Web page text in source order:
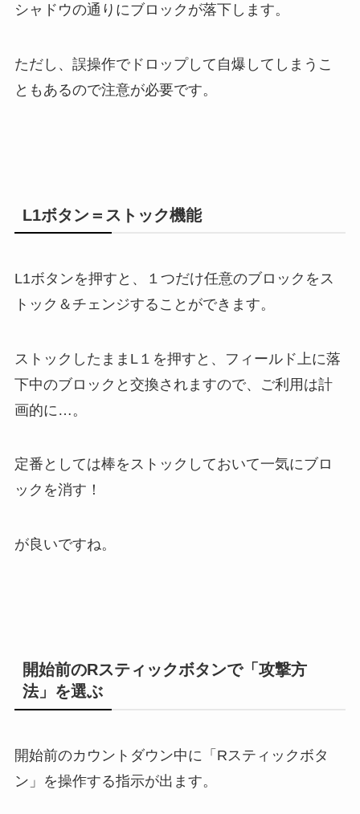
シャドウの通りにブロックが落下します。
ただし、誤操作でドロップして自爆してしまうこ
ともあるので注意が必要です。
L1ボタン＝ストック機能
L1ボタンを押すと、１つだけ任意のブロックをス
トック＆チェンジすることができます。
ストックしたままL１を押すと、フィールド上に落
下中のブロックと交換されますので、ご利用は計
画的に…。
定番としては棒をストックしておいて一気にブロ
ックを消す！
が良いですね。
開始前のRスティックボタンで「攻撃方
法」を選ぶ
開始前のカウントダウン中に「Rスティックボタ
ン」を操作する指示が出ます。